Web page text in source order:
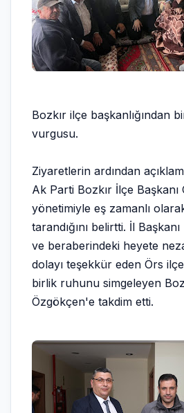
Bozkır ilçe başkanlığından
vurgusu.
Ziyaretlerin ardından
Ak Parti Bozkır İlçe
yönetimiyle eş zamanlı
tarandığını belirtti. İl
ve beraberindeki heyete
dolayı teşekkür eden Örs
birlik ruhunu simgeleyen
Özgökçen'e takdim etti.